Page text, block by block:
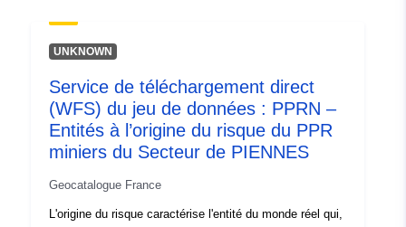
risques qui fondent le PPR.
UNKNOWN
Service de téléchargement direct
(WFS) du jeu de données : PPRN –
Entités à l’origine du risque du PPR
miniers du Secteur de PIENNES
Geocatalogue France
L'origine du risque caractérise l'entité du monde réel qui,